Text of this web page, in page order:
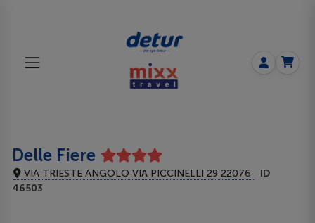
Delle Fiere
VIA TRIESTE ANGOLO VIA PICCINELLI 29 22076
ID
46503